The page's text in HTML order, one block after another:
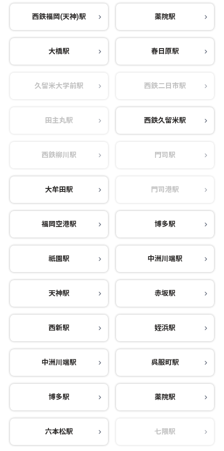
西鉄福岡(天神)駅 薬院駅
大橋駅 春日原駅
久留米大学前駅 西鉄二日市駅
田主丸駅 西鉄久留米駅
西鉄柳川駅 門司駅
大牟田駅 門司港駅
福岡空港駅 博多駅
祇園駅 中洲川端駅
天神駅 赤坂駅
西新駅 姪浜駅
中洲川端駅 呉服町駅
博多駅 薬院駅
六本松駅 七隈駅